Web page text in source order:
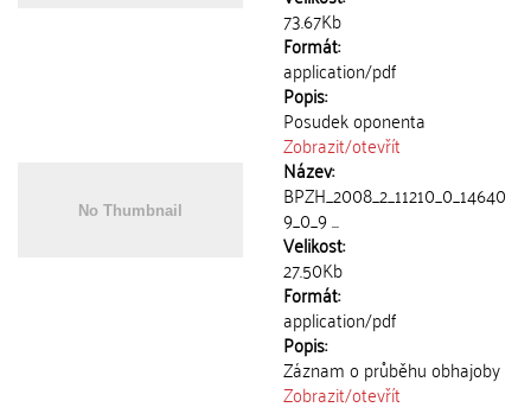
73.67Kb
Formát:
application/pdf
Popis:
Posudek oponenta
Zobrazit/otevřít
Název:
BPZH_2008_2_11210_0_14640
9_0_9 ...
Velikost:
27.50Kb
Formát:
application/pdf
Popis:
Záznam o průběhu obhajoby
Zobrazit/otevřít